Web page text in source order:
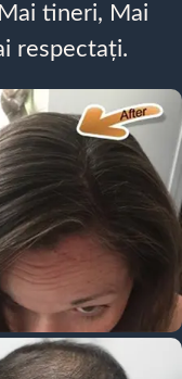
tineri, Mai
respectați.